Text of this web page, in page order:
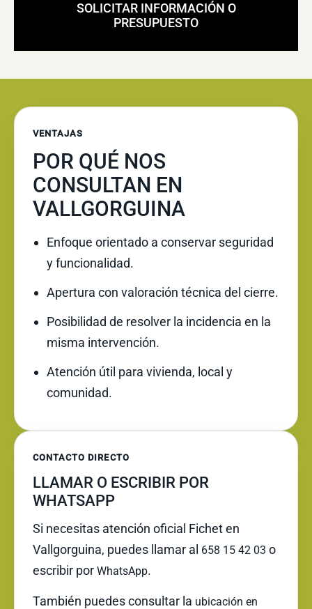
SOLICITAR INFORMACIÓN O
PRESUPUESTO
VENTAJAS
POR QUÉ NOS
CONSULTAN EN
VALLGORGUINA
Enfoque orientado a conservar seguridad
y funcionalidad.
Apertura con valoración técnica del cierre.
Posibilidad de resolver la incidencia en la
misma intervención.
Atención útil para vivienda, local y
comunidad.
CONTACTO DIRECTO
LLAMAR O ESCRIBIR POR
WHATSAPP
Si necesitas atención oficial Fichet en
Vallgorguina, puedes llamar al 658 15 42 03 o
escribir por WhatsApp.
También puedes consultar la ubicación en